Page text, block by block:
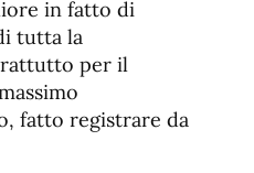
in fatto di
tutta la
per il
fatto registrare da